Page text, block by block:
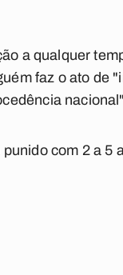
a qualquer
faz o ato de
com 2 a 5